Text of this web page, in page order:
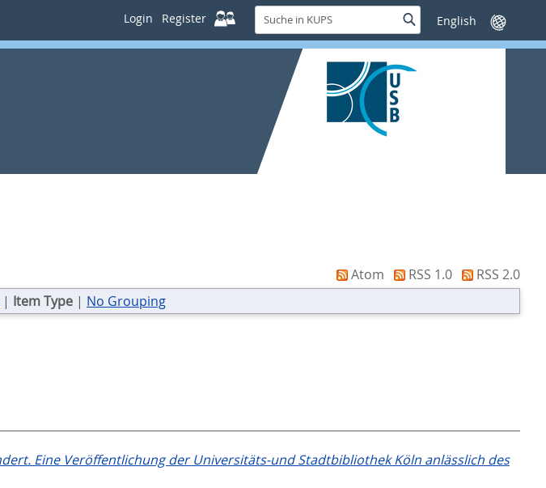
Login Register
Suche
in
KUPS
SucheSprache
wechseln
Atom RSS 1.0
RSS 2.0
| Item Type | No Grouping
Eine Veröffentlichung der Universitäts-und Stadtbibliothek Köln anlässlich des